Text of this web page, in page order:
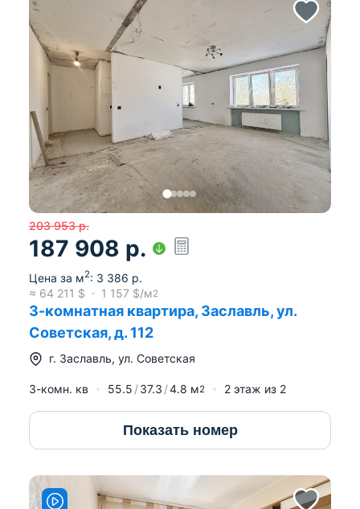
203 953 р.
187 908 р.
Цена за м2: 3 386 р.
≈ 64 211 $ 1 157 $/м2
3-комнатная квартира, Заславль, ул.
Советская, д. 112
г. Заславль, ул. Советская
3-комн. кв 55.5 37.3 4.8 м2 2 этаж из 2
Показать номер